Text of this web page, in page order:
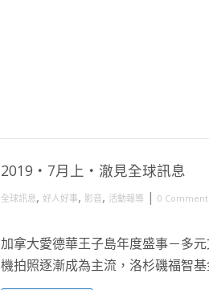
2019・7月上・澈見全球訊息
全球訊息, 好人好事, 影音, 活動報導 | 0
加拿大愛德華王子島年度盛事－多
機拍照逐漸成為主流，洛杉磯福智